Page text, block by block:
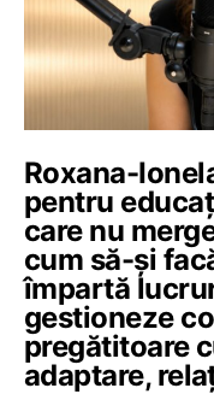
Roxana-
pentru
care nu
cum să-și
împartă
gestioneze
pregătitoare
adaptare,